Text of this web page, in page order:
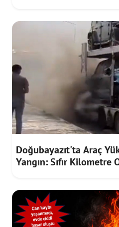
Doğubayazıt'ta Araç
Yangın: Sıfır